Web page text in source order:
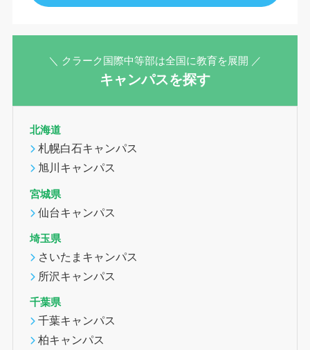
＼ クラーク国際中等部は全国に教育を展開 ／
キャンパスを探す
北海道
札幌白石キャンパス
旭川キャンパス
宮城県
仙台キャンパス
埼玉県
さいたまキャンパス
所沢キャンパス
千葉県
千葉キャンパス
柏キャンパス